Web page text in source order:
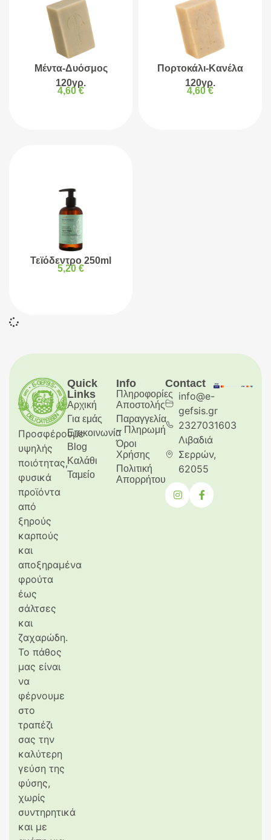
Μέντα-Δυόσμος
120γρ.
4,60€
Πορτοκάλι-Κανέλα
120γρ.
4,60€
Τεϊόδεντρο 250ml
5,20 €
Προσφέρουμε
υψηλής
ποιότητας,
φυσικά
προϊόντα
από
ξηρούς
καρπούς
και
αποξηραμένα
φρούτα
έως
σάλτσες
και
ζαχαρώδη.
Το πάθος
μας είναι
να
φέρνουμε
στο
τραπέζι
σας την
καλύτερη
γεύση της
φύσης,
χωρίς
συντηρητικά
και με
Quick
Links
Αρχική
Για εμάς
Επικοινωνία
Blog
Καλάθι
Ταμείο
Info
Πληροφορίες
Aποστολής
Παραγγελία
– Πληρωμή
Όροι
Χρήσης
Πολιτική
Απορρήτου
Contact
info@e-
gefsis.gr
2327031603
Λιβαδιά
Σερρών,
62055